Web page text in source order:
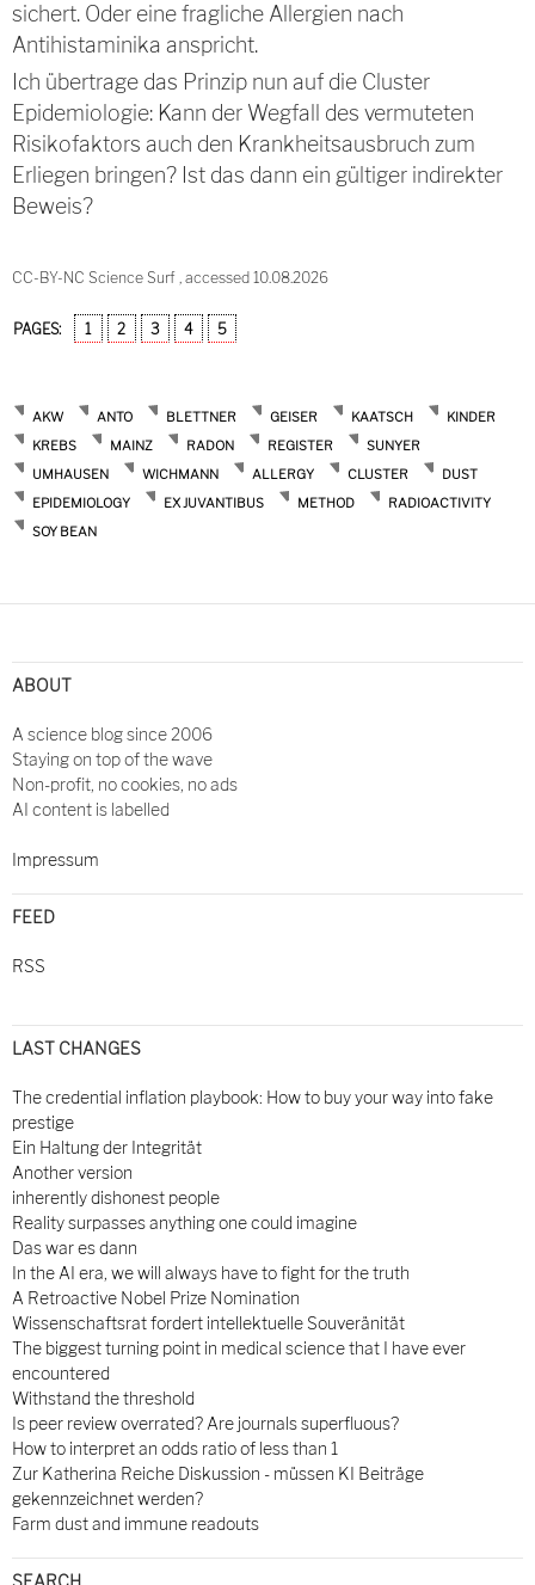
sichert. Oder eine fragliche Allergien nach
Antihistaminika anspricht.
Ich übertrage das Prinzip nun auf die Cluster
Epidemiologie: Kann der Wegfall des vermuteten
Risikofaktors auch den Krankheitsausbruch zum
Erliegen bringen? Ist das dann ein gültiger indirekter
Beweis?
CC-BY-NC Science Surf , accessed 10.08.2026
PAGES: 1 2 3 4 5
AKW ANTO BLETTNER GEISER KAATSCH
KINDER
KREBS
MAINZ RADON REGISTER
SUNYER
UMHAUSEN
WICHMANN ALLERGY CLUSTER
DUST
EPIDEMIOLOGY
EX JUVANTIBUS METHOD
RADIOACTIVITY
SOY BEAN
ABOUT
A science blog since 2006
Staying on top of the wave
Non-profit, no cookies, no ads
AI content is labelled
Impressum
FEED
RSS
LAST CHANGES
The credential inflation playbook: How to buy your way into fake
prestige
Ein Haltung der Integrität
Another version
inherently dishonest people
Reality surpasses anything one could imagine
Das war es dann
In the AI era, we will always have to fight for the truth
A Retroactive Nobel Prize Nomination
Wissenschaftsrat fordert intellektuelle Souveränität
The biggest turning point in medical science that I have ever
encountered
Withstand the threshold
Is peer review overrated? Are journals superfluous?
How to interpret an odds ratio of less than 1
Zur Katherina Reiche Diskussion - müssen KI Beiträge
gekennzeichnet werden?
Farm dust and immune readouts
SEARCH